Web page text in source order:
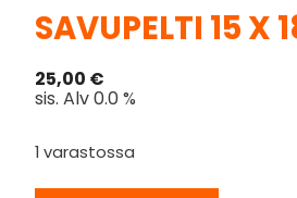
SAVUPELTI 15 X
25,00 €
sis. Alv 0.0 %
1 varastossa